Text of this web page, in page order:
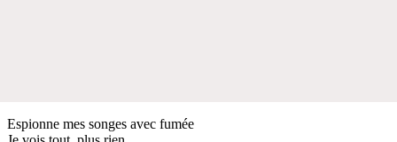
Espionne mes songes avec fumée